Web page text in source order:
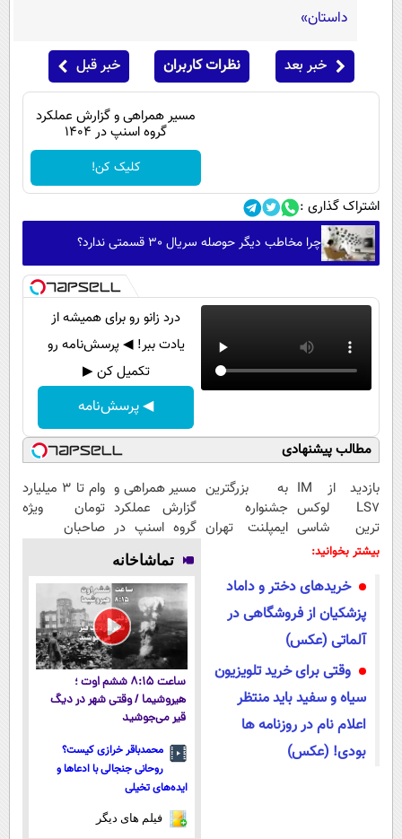
داستان»
خبر بعد نظرات کاربران خبر قبل
مسیر همراهی و گزارش عملکرد
گروه اسنپ در ۱۴۰۴
کلیک کن!
اشتراک گذاری :
چرا مخاطب دیگر حوصله سریال 30 قسمتی ندارد؟
درد زانو رو برای همیشه از
یادت ببر! ◀ پرسش‌نامه رو
تکمیل کن ▶
◀ پرسش‌نامه
مطالب پیشنهادی
بازدید از IM
LS7 لوکس
ترین شاسی
بلند برقی ایران
انقلاب
به بزرگترین
جشنواره
ایمپلنت تهران
!
مسیر همراهی و
گزارش عملکرد
گروه اسنپ در
وام تا ۳ میلیارد
تومان ویژه
صاحبان
حضوری
بیشتر بخوانید:
خریدهای دختر و داماد
پزشکیان از فروشگاهی در
آلماتی (عکس)
وقتی برای خرید تلویزیون
سیاه و سفید باید منتظر
اعلام نام در روزنامه ها
بودی! (عکس)
تماشاخانه
ساعت ۸:۱۵ ششم اوت ؛
هیروشیما / وقتی شهر در دیگ
قیر می‌جوشید
محمدباقر خرازی کیست؟
روحانی جنجالی با ادعاها و
ایده‌های تخیلی
فیلم های دیگر